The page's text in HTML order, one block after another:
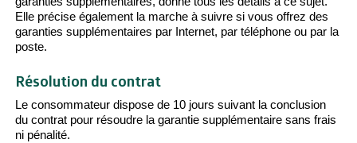
Elle précise également la marche à suivre si vous offrez des
garanties supplémentaires par Internet, par téléphone ou par la
poste.
Résolution du contrat
Le consommateur dispose de 10 jours suivant la conclusion
du contrat pour résoudre la garantie supplémentaire sans frais
ni pénalité.